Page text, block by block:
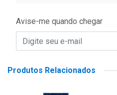
Avise-me quando chegar
Produtos Relacionados